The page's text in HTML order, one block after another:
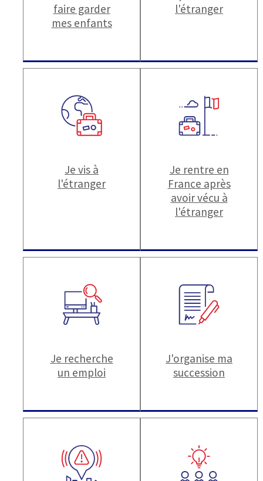
faire garder
mes enfants
l'étranger
Je vis à
l'étranger
Je rentre en
France après
avoir vécu à
l'étranger
Je recherche
un emploi
J'organise ma
succession